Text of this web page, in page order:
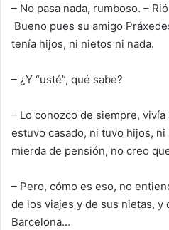
– No pasa nada, rumboso. –
Bueno pues su amigo
tenía hijos, ni nietos ni nada.
– ¿Y “usté”, qué sabe?
– Lo conozco de siempre,
estuvo casado, ni tuvo hijos,
mierda de pensión, no creo
– Pero, cómo es eso, no
de los viajes y de sus nietas, y
Barcelona…